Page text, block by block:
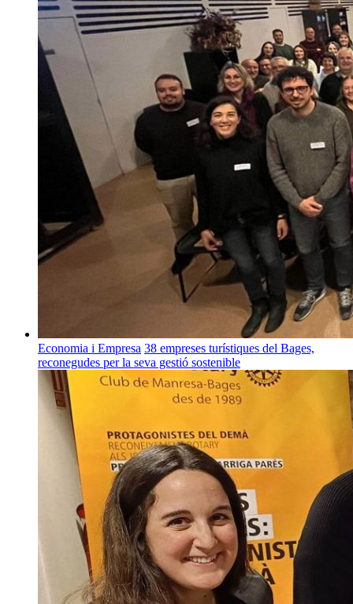
Economia i Empresa 38 empreses turístiques del Bages,
reconegudes per la seva gestió sostenible